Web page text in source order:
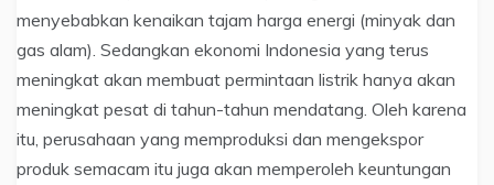
menyebabkan kenaikan tajam harga energi (minyak dan
gas alam). Sedangkan ekonomi Indonesia yang terus
meningkat akan membuat permintaan listrik hanya akan
meningkat pesat di tahun-tahun mendatang. Oleh karena
itu, perusahaan yang memproduksi dan mengekspor
produk semacam itu juga akan memperoleh keuntungan